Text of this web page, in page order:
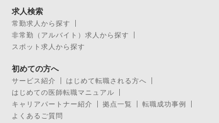
求人検索
常勤求人から探す
非常勤（アルバイト）求人から探す
スポット求人から探す
初めての方へ
サービス紹介
はじめて転職される方へ
はじめての医師転職マニュアル
キャリアパートナー紹介
拠点一覧
転職成功事例
よくあるご質問